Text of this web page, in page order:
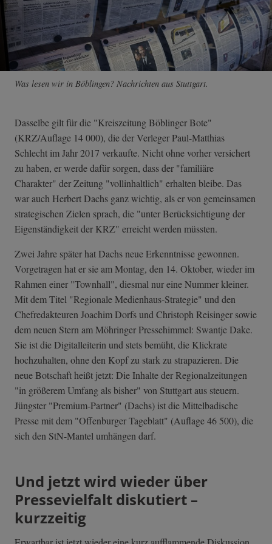
Was lesen wir in Böblingen? Nachrichten aus Stuttgart.
Dasselbe gilt für die "Kreiszeitung Böblinger Bote"
(KRZ/Auflage 14 000), die der Verleger Paul-Matthias
Schlecht im Jahr 2017 verkaufte. Nicht ohne vorher versichert
zu haben, er werde dafür sorgen, dass der "familiäre
Charakter" der Zeitung "vollinhaltlich" erhalten bleibe. Das
war auch Herbert Dachs ganz wichtig, als er von gemeinsamen
strategischen Zielen sprach, die "unter Berücksichtigung der
Eigenständigkeit der KRZ" erreicht werden müssten.
Zwei Jahre später hat Dachs neue Erkenntnisse gewonnen.
Vorgetragen hat er sie am Montag, den 14. Oktober, wieder im
Rahmen einer "Townhall", diesmal nur eine Nummer kleiner.
Mit dem Titel "Regionale Medienhaus-Strategie" und den
Chefredakteuren Joachim Dorfs und Christoph Reisinger sowie
dem neuen Stern am Möhringer Pressehimmel: Swantje Dake.
Sie ist die Digitalleiterin und stets bemüht, die Klickrate
hochzuhalten, ohne den Kopf zu stark zu strapazieren. Die
neue Botschaft heißt jetzt: Die Inhalte der Regionalzeitungen
"in größerem Umfang als bisher" von Stuttgart aus steuern.
Jüngster "Premium-Partner" (Dachs) ist die Mittelbadische
Presse mit dem "Offenburger Tageblatt" (Auflage 46 500), die
sich den StN-Mantel umhängen darf.
Und jetzt wird wieder über
Pressevielfalt diskutiert –
kurzzeitig